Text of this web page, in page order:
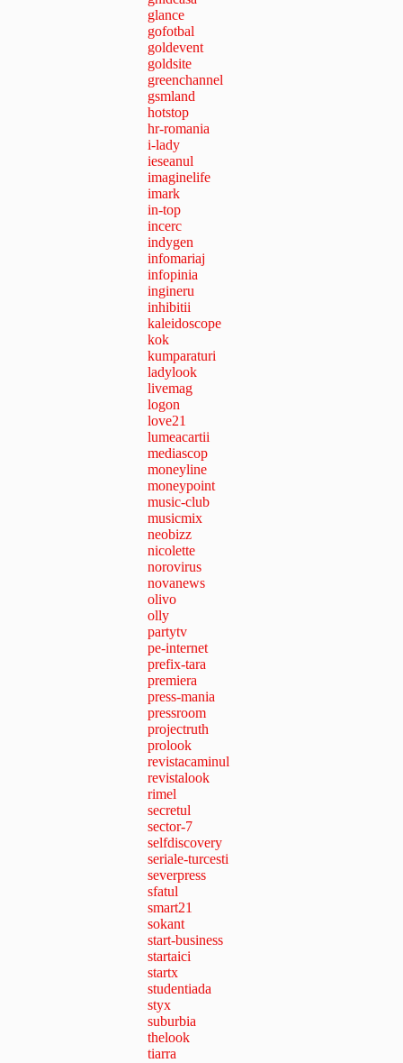
glance
gofotbal
goldevent
goldsite
greenchannel
gsmland
hotstop
hr-romania
i-lady
ieseanul
imaginelife
imark
in-top
incerc
indygen
infomariaj
infopinia
ingineru
inhibitii
kaleidoscope
kok
kumparaturi
ladylook
livemag
logon
love21
lumeacartii
mediascop
moneyline
moneypoint
music-club
musicmix
neobizz
nicolette
norovirus
novanews
olivo
olly
partytv
pe-internet
prefix-tara
premiera
press-mania
pressroom
projectruth
prolook
revistacaminul
revistalook
rimel
secretul
sector-7
selfdiscovery
seriale-turcesti
severpress
sfatul
smart21
sokant
start-business
startaici
startx
studentiada
styx
suburbia
thelook
tiarra